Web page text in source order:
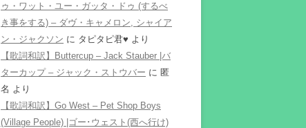
ゥ・ワット・ユー・ガッタ・ドゥ (するべ
き事をする) – ダヴ・キャメロン, シャイア
ン・ジャクソン に タピタピ君♥️ より
【歌詞和訳】Buttercup – Jack Stauber |バ
ターカップ – ジャック・ストウバー に 匿
名 より
【歌詞和訳】Go West – Pet Shop Boys
(Village People) |ゴー･ウェスト(西へ行け)